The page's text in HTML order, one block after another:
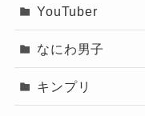
YouTuber
なにわ男子
キンプリ